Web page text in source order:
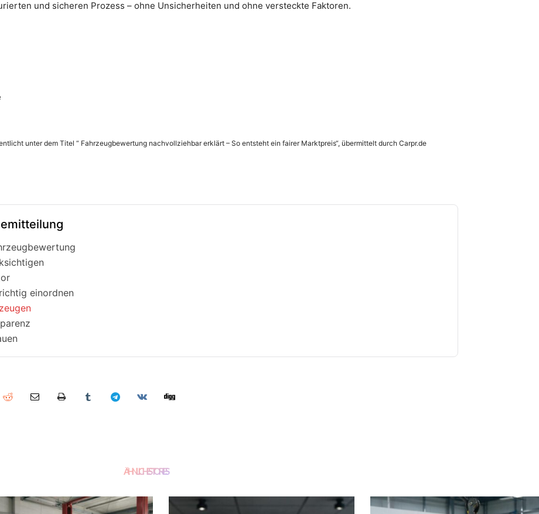
und sicheren Prozess – ohne Unsicherheiten und ohne versteckte Faktoren.
unter dem Titel “ Fahrzeugbewertung nachvollziehbar erklärt – So entsteht ein fairer Marktpreis“, übermittelt durch Carpr.de
einordnen
ÄHNLICHE STORIES